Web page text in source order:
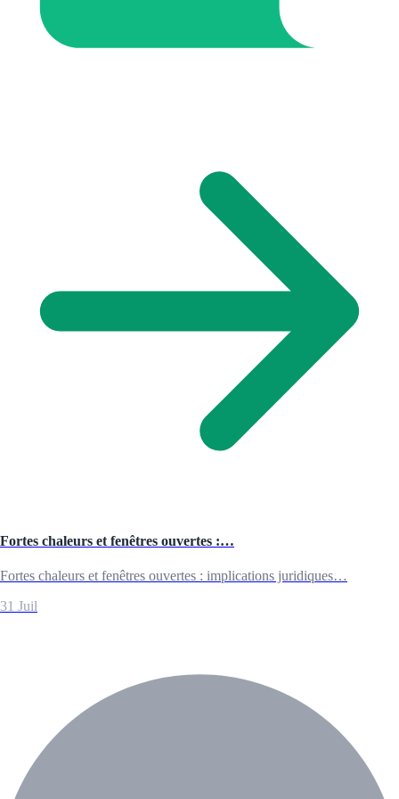
Fortes chaleurs et fenêtres ouvertes :…
Fortes chaleurs et fenêtres ouvertes : implications juridiques…
31 Juil